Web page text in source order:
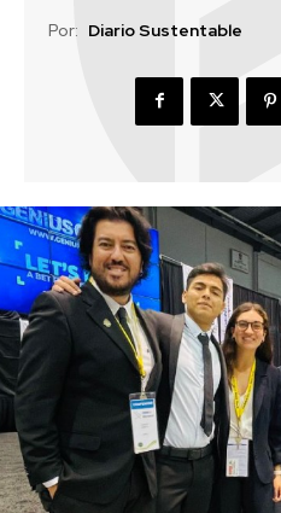
Por: Diario Sustentable